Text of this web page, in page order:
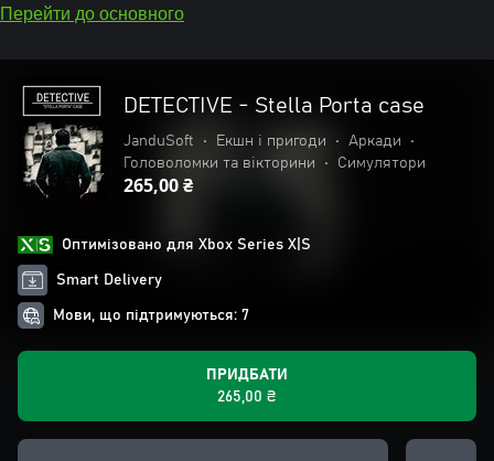
Перейти до основного
DETECTIVE - Stella Porta case
JanduSoft • Екшн і пригоди • Аркади
•
Головоломки та вікторини
• Симулятори
265,00 ₴
Оптимізовано для Xbox Series X|S
Smart Delivery
Мови, що підтримуються: 7
ПРИДБАТИ
265,00 ₴